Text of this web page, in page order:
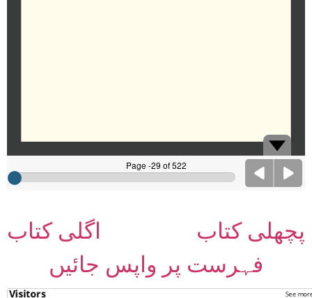
اگلی کتاب
پچھلی کتاب
فہرست پر واپس جائیں